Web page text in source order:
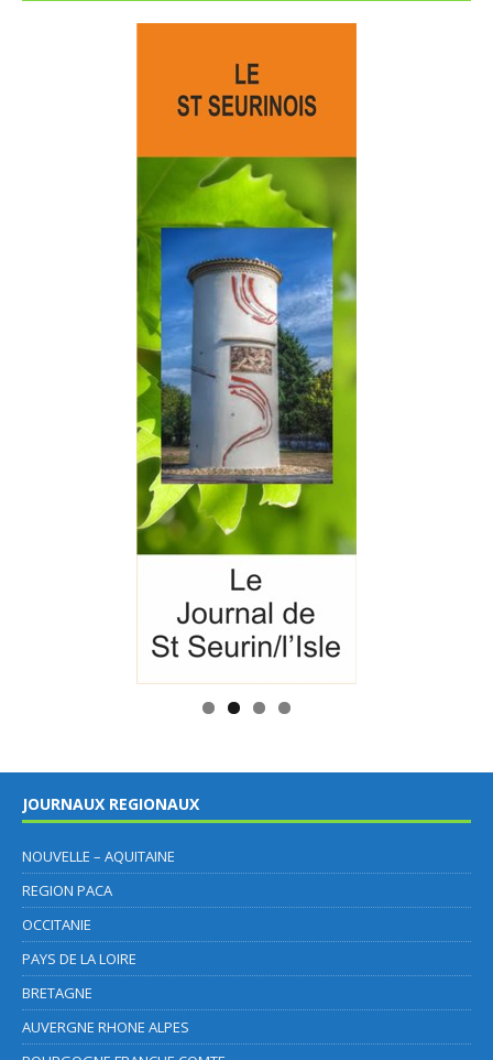
JOURNAUX REGIONAUX
NOUVELLE – AQUITAINE
REGION PACA
OCCITANIE
PAYS DE LA LOIRE
BRETAGNE
AUVERGNE RHONE ALPES